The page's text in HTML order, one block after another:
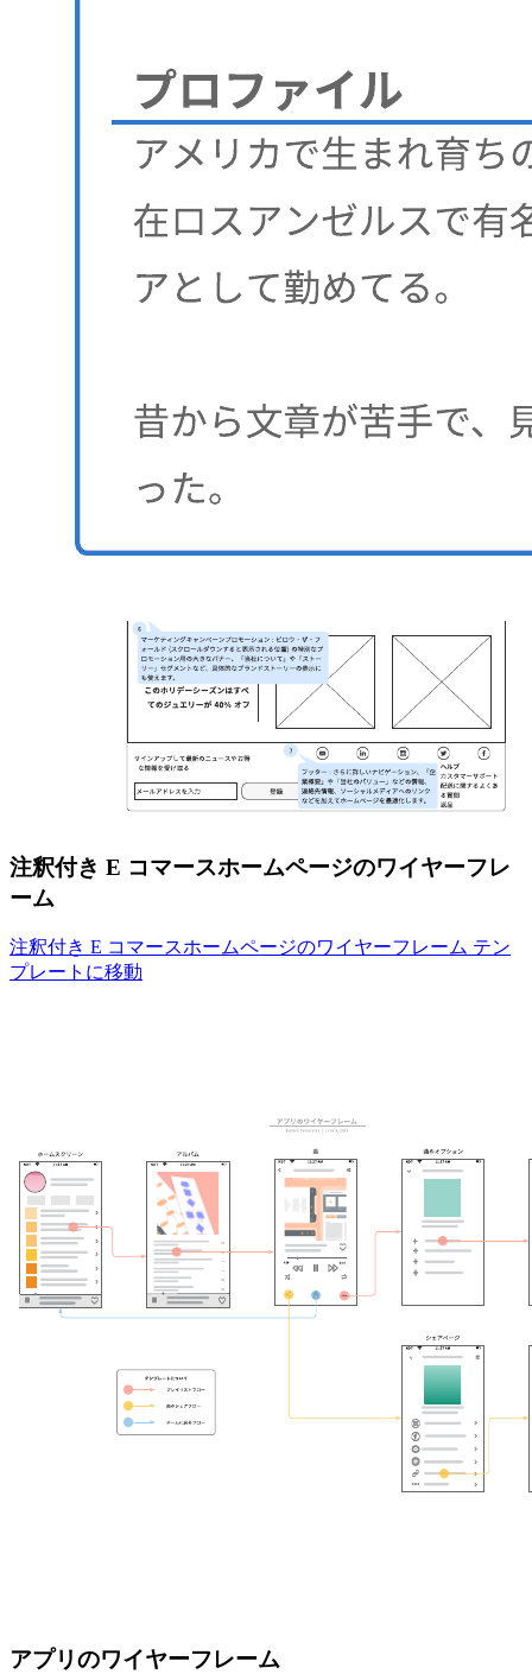
このユーザーペルソナを利用して、あたなの顧客のペルソナ
をより理解していきましょう。
関連テンプレート
注釈付き E コマースホームページのワイヤーフレ
ーム
注釈付き E コマースホームページのワイヤーフレーム テン
プレートに移動
アプリのワイヤーフレーム